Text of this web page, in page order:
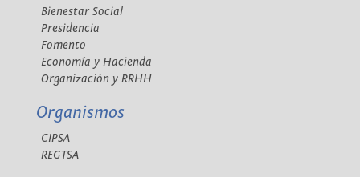
Bienestar Social
Presidencia
Fomento
Economía y Hacienda
Organización y RRHH
Organismos
CIPSA
REGTSA